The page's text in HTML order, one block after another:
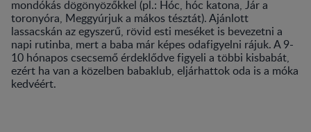
mondókás dögönyözőkkel (pl.: Hóc, hóc katona, Jár a
toronyóra, Meggyúrjuk a mákos tésztát). Ajánlott
lassacskán az egyszerű, rövid esti meséket is bevezetni a
napi rutinba, mert a baba már képes odafigyelni rájuk. A 9-
10 hónapos csecsemő érdeklődve figyeli a többi kisbabát,
ezért ha van a közelben babaklub, eljárhattok oda is a móka
kedvéért.